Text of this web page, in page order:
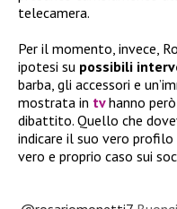
telecamera.
Per il momento, invece,
ipotesi su possibili
barba, gli accessori e
mostrata in tvhanno
dibattito. Quello che
indicare il suo vero
vero e proprio caso sui